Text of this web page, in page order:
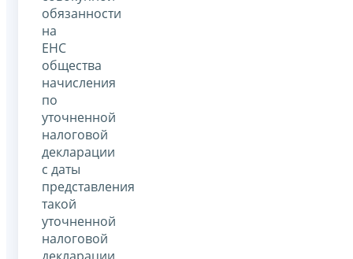
обязанности
на
ЕНС
общества
начисления
по
уточненной
налоговой
декларации
с даты
представления
такой
уточненной
налоговой
декларации